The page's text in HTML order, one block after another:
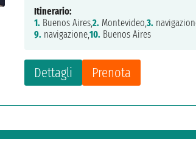
Dettagli Prenota
Itinerario:
1. Buenos Aires,2. Montevideo,3.
9. navigazione,10. Buenos Aires